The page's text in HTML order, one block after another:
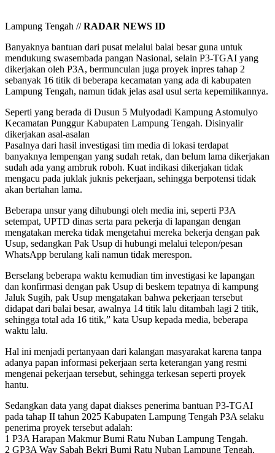
Lampung Tengah //RADAR NEWS ID
Banyaknya bantuan dari pusat melalui balai besar guna untuk
mendukung swasembada pangan Nasional, selain P3-TGAI yang
dikerjakan oleh P3A, bermunculan juga proyek inpres tahap 2
sebanyak 16 titik di beberapa kecamatan yang ada di kabupaten
Lampung Tengah, namun tidak jelas asal usul serta kepemilikannya.
Seperti yang berada di Dusun 5 Mulyodadi Kampung Astomulyo
Kecamatan Punggur Kabupaten Lampung Tengah. Disinyalir
dikerjakan asal-asalan
Pasalnya dari hasil investigasi tim media di lokasi terdapat
banyaknya lempengan yang sudah retak, dan belum lama dikerjakan
sudah ada yang ambruk roboh. Kuat indikasi dikerjakan tidak
mengacu pada juklak juknis pekerjaan, sehingga berpotensi tidak
akan bertahan lama.
Beberapa unsur yang dihubungi oleh media ini, seperti P3A
setempat, UPTD dinas serta para pekerja di lapangan dengan
mengatakan mereka tidak mengetahui mereka bekerja dengan pak
Usup, sedangkan Pak Usup di hubungi melalui telepon/pesan
WhatsApp berulang kali namun tidak merespon.
Berselang beberapa waktu kemudian tim investigasi ke lapangan
dan konfirmasi dengan pak Usup di beskem tepatnya di kampung
Jaluk Sugih, pak Usup mengatakan bahwa pekerjaan tersebut
didapat dari balai besar, awalnya 14 titik lalu ditambah lagi 2 titik,
sehingga total ada 16 titik,” kata Usup kepada media, beberapa
waktu lalu.
Hal ini menjadi pertanyaan dari kalangan masyarakat karena tanpa
adanya papan informasi pekerjaan serta keterangan yang resmi
mengenai pekerjaan tersebut, sehingga terkesan seperti proyek
hantu.
Sedangkan data yang dapat diakses penerima bantuan P3-TGAI
pada tahap II tahun 2025 Kabupaten Lampung Tengah P3A selaku
penerima proyek tersebut adalah:
1 P3A Harapan Makmur Bumi Ratu Nuban Lampung Tengah.
2 GP3A Way Sabah Bekri Bumi Ratu Nuban Lampung Tengah.